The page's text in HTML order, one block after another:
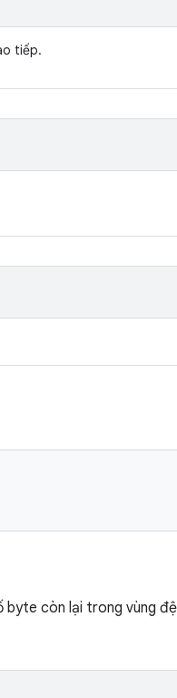
tiếp.
còn lại trong vùng